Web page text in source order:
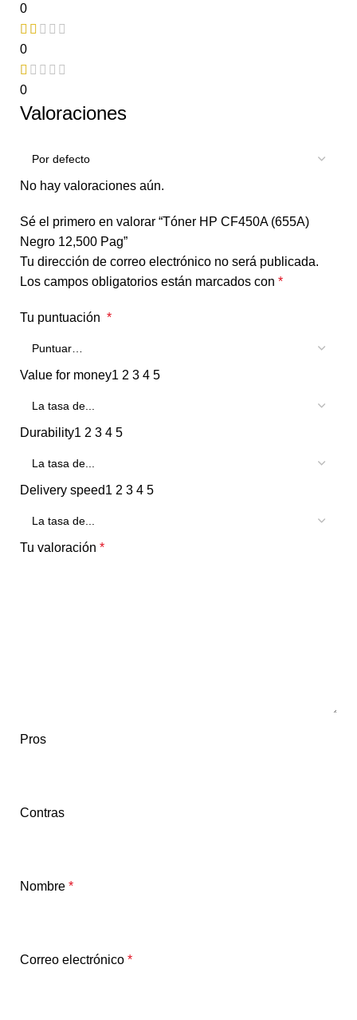
0
0
0
Valoraciones
No hay valoraciones aún.
Sé el primero en valorar “Tóner HP CF450A (655A)
Negro 12,500 Pag”
Tu dirección de correo electrónico no será publicada.
Los campos obligatorios están marcados con *
Tu puntuación *
Value for money1 2 3 4 5
Durability1 2 3 4 5
Delivery speed1 2 3 4 5
Tu valoración *
Pros
Contras
Nombre *
Correo electrónico *